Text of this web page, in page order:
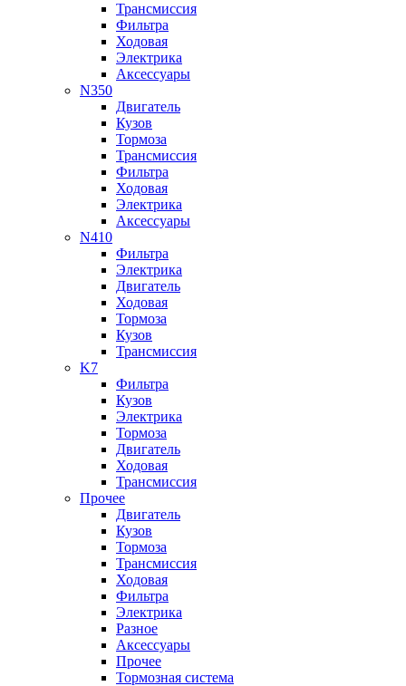
Трансмиссия
Фильтра
Ходовая
Электрика
Аксессуары
N350
Двигатель
Кузов
Тормоза
Трансмиссия
Фильтра
Ходовая
Электрика
Аксессуары
N410
Фильтра
Электрика
Двигатель
Ходовая
Тормоза
Кузов
Трансмиссия
K7
Фильтра
Кузов
Электрика
Тормоза
Двигатель
Ходовая
Трансмиссия
Прочее
Двигатель
Кузов
Тормоза
Трансмиссия
Ходовая
Фильтра
Электрика
Разное
Аксессуары
Прочее
Тормозная система